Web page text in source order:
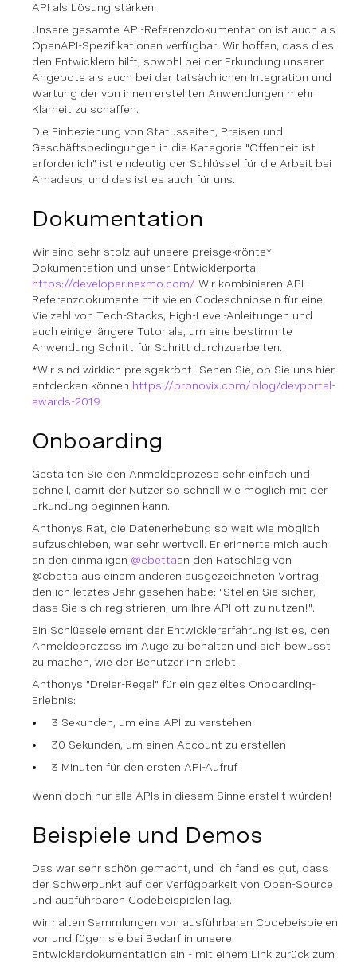
API als Lösung stärken.
Unsere gesamte API-Referenzdokumentation ist auch als
OpenAPI-Spezifikationen verfügbar. Wir hoffen, dass dies
den Entwicklern hilft, sowohl bei der Erkundung unserer
Angebote als auch bei der tatsächlichen Integration und
Wartung der von ihnen erstellten Anwendungen mehr
Klarheit zu schaffen.
Die Einbeziehung von Statusseiten, Preisen und
Geschäftsbedingungen in die Kategorie "Offenheit ist
erforderlich" ist eindeutig der Schlüssel für die Arbeit bei
Amadeus, und das ist es auch für uns.
Dokumentation
Wir sind sehr stolz auf unsere preisgekrönte*
Dokumentation und unser Entwicklerportal
https://developer.nexmo.com/ Wir kombinieren API-
Referenzdokumente mit vielen Codeschnipseln für eine
Vielzahl von Tech-Stacks, High-Level-Anleitungen und
auch einige längere Tutorials, um eine bestimmte
Anwendung Schritt für Schritt durchzuarbeiten.
*Wir sind wirklich preisgekrönt! Sehen Sie, ob Sie uns hier
entdecken können https://pronovix.com/blog/devportal-
awards-2019
Onboarding
Gestalten Sie den Anmeldeprozess sehr einfach und
schnell, damit der Nutzer so schnell wie möglich mit der
Erkundung beginnen kann.
Anthonys Rat, die Datenerhebung so weit wie möglich
aufzuschieben, war sehr wertvoll. Er erinnerte mich auch
an den einmaligen @cbettaan den Ratschlag von
@cbetta aus einem anderen ausgezeichneten Vortrag,
den ich letztes Jahr gesehen habe: "Stellen Sie sicher,
dass Sie sich registrieren, um Ihre API oft zu nutzen!".
Ein Schlüsselelement der Entwicklererfahrung ist es, den
Anmeldeprozess im Auge zu behalten und sich bewusst
zu machen, wie der Benutzer ihn erlebt.
Anthonys "Dreier-Regel" für ein gezieltes Onboarding-
Erlebnis:
3 Sekunden, um eine API zu verstehen
30 Sekunden, um einen Account zu erstellen
3 Minuten für den ersten API-Aufruf
Wenn doch nur alle APIs in diesem Sinne erstellt würden!
Beispiele und Demos
Das war sehr schön gemacht, und ich fand es gut, dass
der Schwerpunkt auf der Verfügbarkeit von Open-Source
und ausführbaren Codebeispielen lag.
Wir halten Sammlungen von ausführbaren Codebeispielen
vor und fügen sie bei Bedarf in unsere
Entwicklerdokumentation ein - mit einem Link zurück zum